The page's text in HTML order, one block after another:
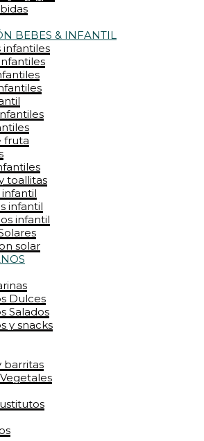
y bolleria
y embutidos
condimentos
/ DULCES
– PAN
– CACAO
– FONDAS
– GLASEADOS
ARROPES
y bolleria
Japoneses y macrobiotica
y embutidos
condimentos
BEBES & INFANTIL
infantiles
fruta
toallitas
infantil
infantil
solar
Dulces
Salados
y snacks
barritas